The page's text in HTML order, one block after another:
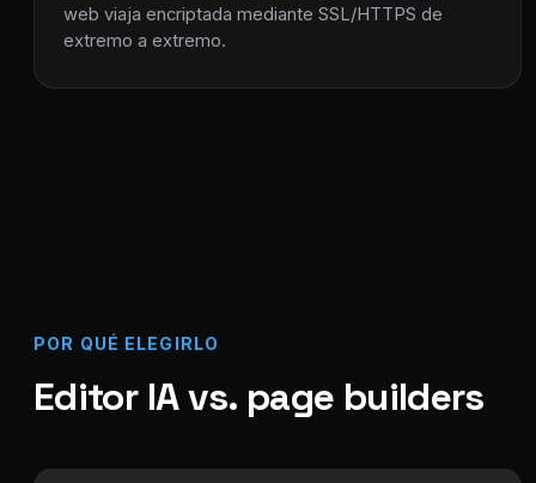
web viaja encriptada mediante SSL/HTTPS de
extremo a extremo.
POR QUÉ ELEGIRLO
Editor IA vs. page builders